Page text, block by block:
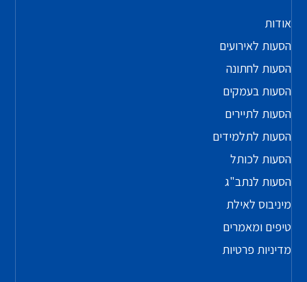
אודות
הסעות לאירועים
הסעות לחתונה
הסעות בעמקים
הסעות לתיירים
הסעות לתלמידים
הסעות לכותל
הסעות לנתב"ג
מיניבוס לאילת
טיפים ומאמרים
מדיניות פרטיות